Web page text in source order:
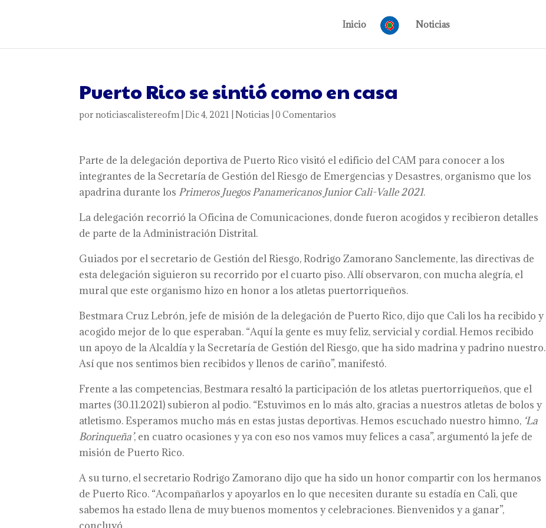
Inicio Noticias
Puerto Rico se sintió como en casa
pornoticiascalistereofm|Dic 4, 2021 |Noticias |0 Comentarios
Parte de la delegación deportiva de Puerto Rico visitó el edificio del CAM para conocer a los
integrantes de la Secretaría de Gestión del Riesgo de Emergencias y Desastres, organismo que los
apadrina durante los Primeros Juegos Panamericanos Junior Cali-Valle 2021.
La delegación recorrió la Oficina de Comunicaciones, donde fueron acogidos y recibieron detalles
de parte de la Administración Distrital.
Guiados por el secretario de Gestión del Riesgo, Rodrigo Zamorano Sanclemente, las directivas de
esta delegación siguieron su recorrido por el cuarto piso. Allí observaron, con mucha alegría, el
mural que este organismo hizo en honor a los atletas puertorriqueños.
Bestmara Cruz Lebrón, jefe de misión de la delegación de Puerto Rico, dijo que Cali los ha recibido y
acogido mejor de lo que esperaban. “Aquí la gente es muy feliz, servicial y cordial. Hemos recibido
un apoyo de la Alcaldía y la Secretaría de Gestión del Riesgo, que ha sido madrina y padrino nuestro.
Así que nos sentimos bien recibidos y llenos de cariño”, manifestó.
Frente a las competencias, Bestmara resaltó la participación de los atletas puertorriqueños, que el
martes (30.11.2021) subieron al podio. “Estuvimos en lo más alto, gracias a nuestros atletas de bolos y
atletismo. Esperamos mucho más en estas justas deportivas. Hemos escuchado nuestro himno, ‘La
Borinqueña’, en cuatro ocasiones y ya con eso nos vamos muy felices a casa”, argumentó la jefe de
misión de Puerto Rico.
A su turno, el secretario Rodrigo Zamorano dijo que ha sido un honor compartir con los hermanos
de Puerto Rico. “Acompañarlos y apoyarlos en lo que necesiten durante su estadía en Cali, que
sabemos ha estado llena de muy buenos momentos y celebraciones. Bienvenidos y a ganar”,